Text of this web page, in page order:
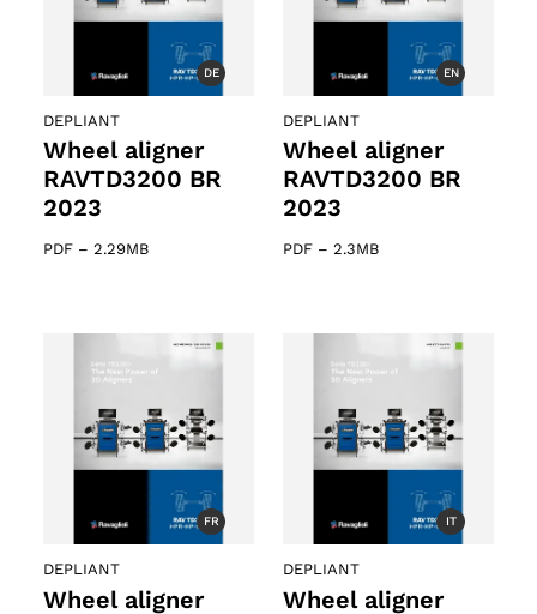
DE
DEPLIANT
Wheel aligner
RAVTD3200 BR
2023
PDF – 2.29MB
EN
DEPLIANT
Wheel aligner
RAVTD3200 BR
2023
PDF – 2.3MB
FR
DEPLIANT
Wheel aligner
IT
DEPLIANT
Wheel aligner